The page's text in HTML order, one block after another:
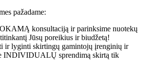
pažadame:
konsultaciją ir parinksime nuotekų
Jūsų poreikius ir biudžetą!
ir lyginti skirtingų gamintojų įrenginių ir
INDIVIDUALŲ sprendimą skirtą tik